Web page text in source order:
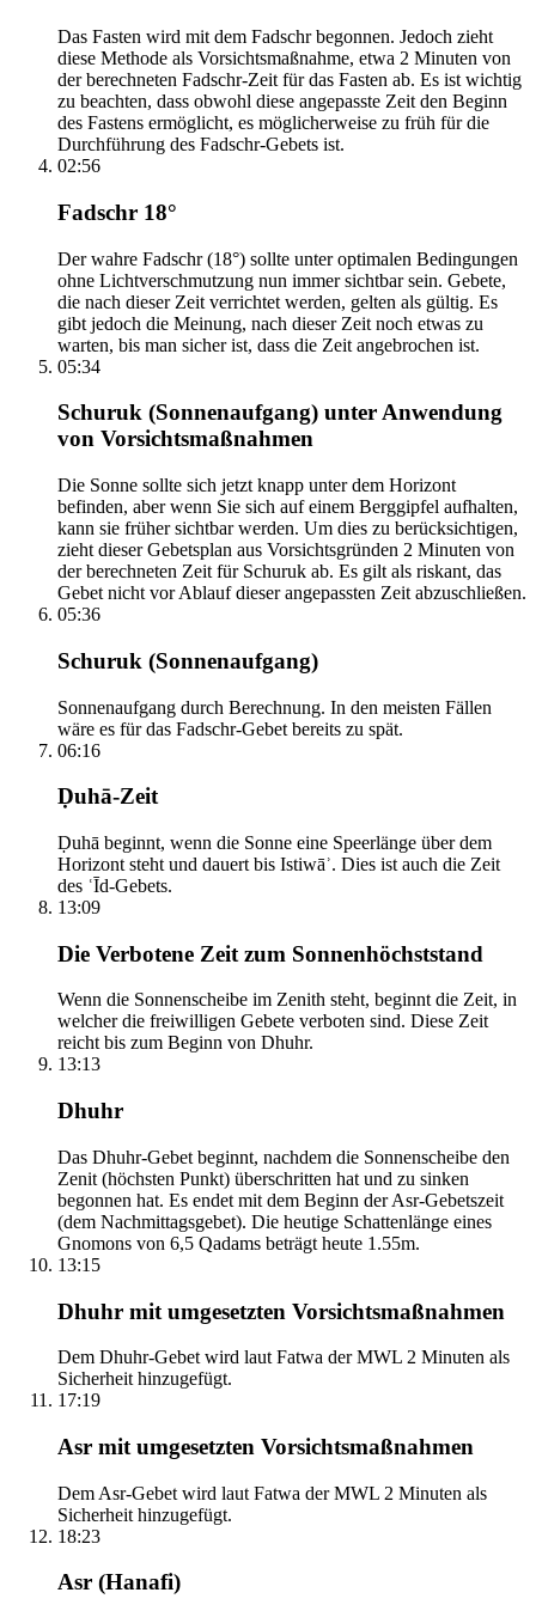
Das Fasten wird mit dem Fadschr begonnen. Jedoch zieht
diese Methode als Vorsichtsmaßnahme, etwa 2 Minuten von
der berechneten Fadschr-Zeit für das Fasten ab. Es ist wichtig
zu beachten, dass obwohl diese angepasste Zeit den Beginn
des Fastens ermöglicht, es möglicherweise zu früh für die
Durchführung des Fadschr-Gebets ist.
02:56
Fadschr 18°
Der wahre Fadschr (18°) sollte unter optimalen Bedingungen
ohne Lichtverschmutzung nun immer sichtbar sein. Gebete,
die nach dieser Zeit verrichtet werden, gelten als gültig. Es
gibt jedoch die Meinung, nach dieser Zeit noch etwas zu
warten, bis man sicher ist, dass die Zeit angebrochen ist.
05:34
Schuruk (Sonnenaufgang) unter Anwendung
von Vorsichtsmaßnahmen
Die Sonne sollte sich jetzt knapp unter dem Horizont
befinden, aber wenn Sie sich auf einem Berggipfel aufhalten,
kann sie früher sichtbar werden. Um dies zu berücksichtigen,
zieht dieser Gebetsplan aus Vorsichtsgründen 2 Minuten von
der berechneten Zeit für Schuruk ab. Es gilt als riskant, das
Gebet nicht vor Ablauf dieser angepassten Zeit abzuschließen.
05:36
Schuruk (Sonnenaufgang)
Sonnenaufgang durch Berechnung. In den meisten Fällen
wäre es für das Fadschr-Gebet bereits zu spät.
06:16
Ḍuhā-Zeit
Ḍuhā beginnt, wenn die Sonne eine Speerlänge über dem
Horizont steht und dauert bis Istiwāʾ. Dies ist auch die Zeit
des ʿĪd-Gebets.
13:09
Die Verbotene Zeit zum Sonnenhöchststand
Wenn die Sonnenscheibe im Zenith steht, beginnt die Zeit, in
welcher die freiwilligen Gebete verboten sind. Diese Zeit
reicht bis zum Beginn von Dhuhr.
13:13
Dhuhr
Das Dhuhr-Gebet beginnt, nachdem die Sonnenscheibe den
Zenit (höchsten Punkt) überschritten hat und zu sinken
begonnen hat. Es endet mit dem Beginn der Asr-Gebetszeit
(dem Nachmittagsgebet). Die heutige Schattenlänge eines
Gnomons von 6,5 Qadams beträgt heute 1.55m.
13:15
Dhuhr mit umgesetzten Vorsichtsmaßnahmen
Dem Dhuhr-Gebet wird laut Fatwa der MWL 2 Minuten als
Sicherheit hinzugefügt.
17:19
Asr mit umgesetzten Vorsichtsmaßnahmen
Dem Asr-Gebet wird laut Fatwa der MWL 2 Minuten als
Sicherheit hinzugefügt.
18:23
Asr (Hanafi)